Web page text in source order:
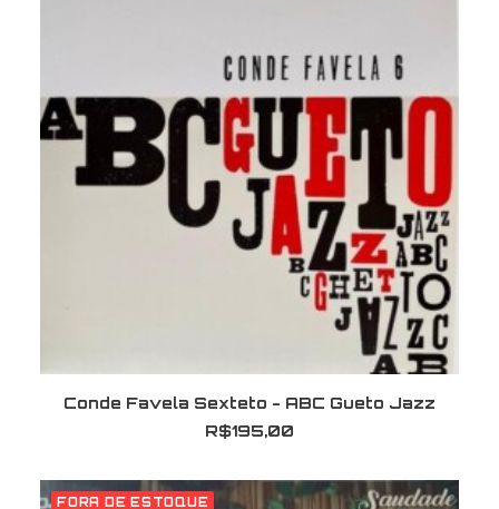
ADICIONAR AO CARRINHO
Conde Favela Sexteto - ABC Gueto Jazz
R$195,00
FORA DE ESTOQUE